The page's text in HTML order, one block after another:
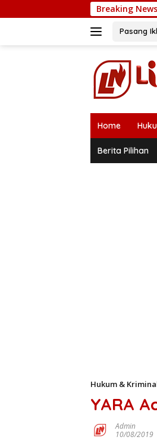
ke
Breaking News
Pasang
Home
Berita Pilihan
Hukum &
YARA
Admin
10/08/2019